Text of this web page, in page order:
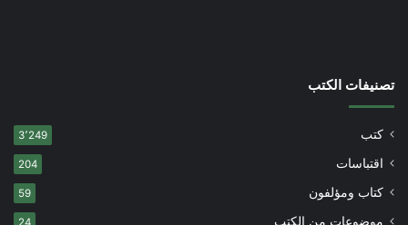
تصنيفات الكتب
كتب 3٬249
اقتباسات 204
كتاب ومؤلفون 59
موضوعات من الكتب 24